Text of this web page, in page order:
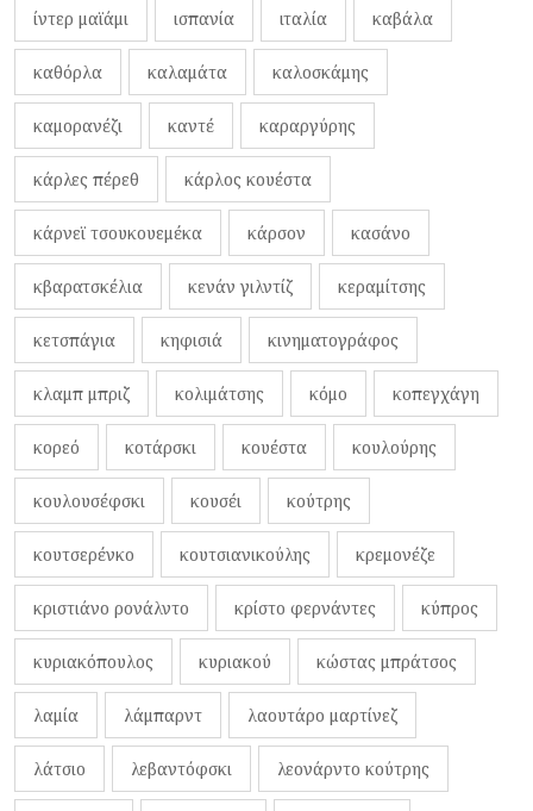
ίντερ μαϊάμι ισπανία ιταλία καβάλα
καθόρλα καλαμάτα καλοσκάμης
καμορανέζι καντέ καραργύρης
κάρλες πέρεθ κάρλος κουέστα
κάρνεϊ τσουκουεμέκα κάρσον κασάνο
κβαρατσκέλια κενάν γιλντίζ κεραμίτσης
κετσπάγια κηφισιά κινηματογράφος
κλαμπ μπριζ κολιμάτσης κόμο κοπεγχάγη
κορεό κοτάρσκι κουέστα κουλούρης
κουλουσέφσκι κουσέι κούτρης
κουτσερένκο κουτσιανικούλης κρεμονέζε
κριστιάνο ρονάλντο κρίστο φερνάντες κύπρος
κυριακόπουλος κυριακού κώστας μπράτσος
λαμία λάμπαρντ λαουτάρο μαρτίνεζ
λάτσιο λεβαντόφσκι λεονάρντο κούτρης